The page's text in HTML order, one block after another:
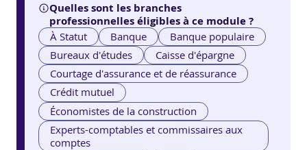
Quelles sont les branches
professionnelles éligibles à ce module ?
À Statut Banque
Banque populaire
Bureaux d'études
Caisse d'épargne
Courtage d'assurance et de réassurance
Crédit mutuel
Économistes de la construction
Experts-comptables et commissaires aux
comptes